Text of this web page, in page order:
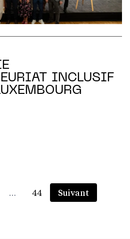
INCLUSIF
… 44 Suivant